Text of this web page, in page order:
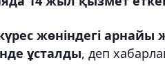
жөніндегі
ұсталды, деп